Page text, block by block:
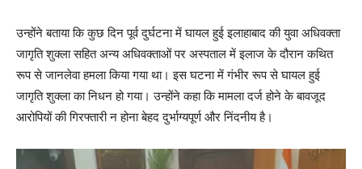
उन्होंने बताया कि कुछ दिन पूर्व दुर्घटना में घायल हुई इलाहाबाद की युवा अधिवक्ता
जागृति शुक्ला सहित अन्य अधिवक्ताओं पर अस्पताल में इलाज के दौरान कथित
रूप से जानलेवा हमला किया गया था। इस घटना में गंभीर रूप से घायल हुई
जागृति शुक्ला का निधन हो गया। उन्होंने कहा कि मामला दर्ज होने के बावजूद
आरोपियों की गिरफ्तारी न होना बेहद दुर्भाग्यपूर्ण और निंदनीय है।